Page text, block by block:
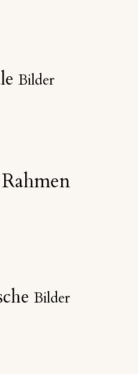
Bilder
Rahmen
Bilder